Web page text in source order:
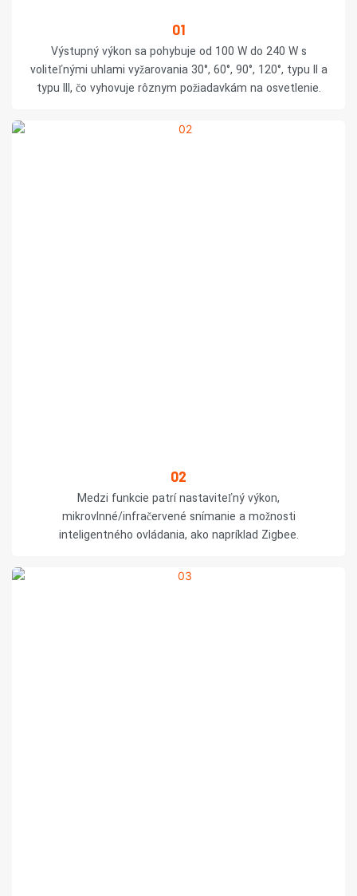
01
Výstupný výkon sa pohybuje od 100 W do 240 W s
voliteľnými uhlami vyžarovania 30°, 60°, 90°, 120°, typu II a
typu III, čo vyhovuje rôznym požiadavkám na osvetlenie.
02
Medzi funkcie patrí nastaviteľný výkon,
mikrovlnné/infračervené snímanie a možnosti
inteligentného ovládania, ako napríklad Zigbee.